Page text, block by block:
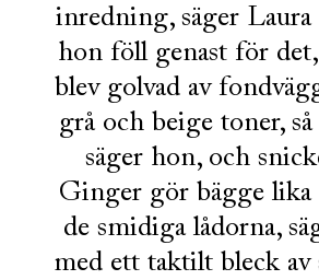
inredning, säger
hon föll genast för
blev golvad av
grå och beige toner,
säger hon, och
Ginger gör bägge lika
de smidiga lådorna,
med ett taktilt bleck av